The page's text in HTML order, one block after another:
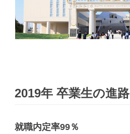
2019年 卒業生の進路
就職内定率99％